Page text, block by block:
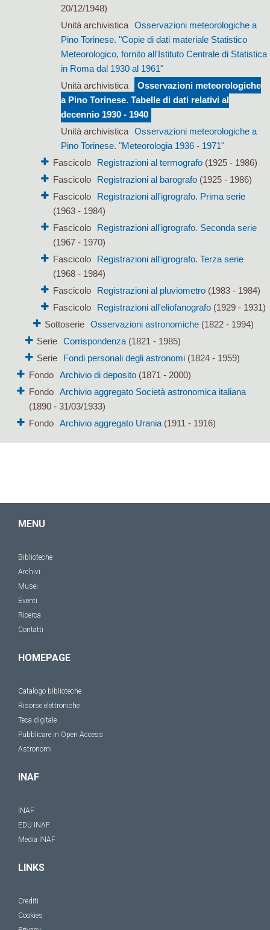
20/12/1948)
Unità archivistica Osservazioni meteorologiche a
Pino Torinese. "Copie di dati materiale Statistico
Meteorologico, fornito all'Istituto Centrale di Statistica
in Roma dal 1930 al 1961"
Unità archivistica
Osservazioni meteorologiche
a Pino Torinese. Tabelle di dati relativi al
decennio 1930 - 1940
Unità archivistica Osservazioni meteorologiche a
Pino Torinese. "Meteorologia 1936 - 1971"
Fascicolo
Registrazioni al termografo(1925 - 1986)
Fascicolo
Registrazioni al barografo(1925 - 1986)
Fascicolo
Registrazioni all'igrografo. Prima serie
(1963 - 1984)
Fascicolo
Registrazioni all'igrografo. Seconda serie
(1967 - 1970)
Fascicolo
Registrazioni all'igrografo. Terza serie
(1968 - 1984)
Fascicolo
Registrazioni al pluviometro(1983 - 1984)
Fascicolo
Registrazioni all'eliofanografo(1929 - 1931)
Sottoserie
Osservazioni astronomiche (1822 - 1994)
Serie Corrispondenza(1821 - 1985)
Serie
Fondi personali degli astronomi(1824 - 1959)
Fondo
Archivio di deposito(1871 - 2000)
Fondo
Archivio aggregato Società astronomica italiana
(1890 - 31/03/1933)
Fondo
Archivio aggregato Urania(1911 - 1916)
MENU
Biblioteche
Archivi
Musei
Eventi
Ricerca
Contatti
HOMEPAGE
Catalogo biblioteche
Risorse elettroniche
Teca digitale
Pubblicare in Open Access
Astronomi
INAF
INAF
EDU INAF
Media INAF
LINKS
Crediti
Cookies